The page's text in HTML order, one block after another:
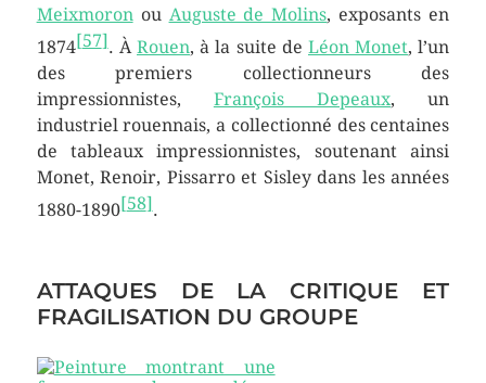
Meixmoron ou Auguste de Molins, exposants en
1874[57]. À Rouen, à la suite de Léon Monet, l’un
des premiers collectionneurs des
impressionnistes, François Depeaux, un
industriel rouennais, a collectionné des centaines
de tableaux impressionnistes, soutenant ainsi
Monet, Renoir, Pissarro et Sisley dans les années
1880-1890[58].
ATTAQUES DE LA CRITIQUE ET
FRAGILISATION DU GROUPE